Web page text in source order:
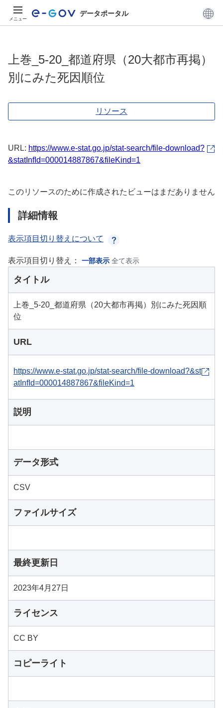
メニュー
データポータル
上巻_5-20_都道府県（20大都市再掲）
別にみた死因順位
リソース
URL: https://www.e-stat.go.jp/stat-search/file-download?
&statInfId=000014887867&fileKind=1
このリソースのために作成されたビューはまだありません
詳細情報
表示項目切り替えについて
表示項目切り替え： 一部表示 全て表示
タイトル
上巻_5-20_都道府県（20大都市再掲）別にみた死因順
位
URL
https://www.e-stat.go.jp/stat-search/file-download?&st
atInfId=000014887867&fileKind=1
説明
データ形式
CSV
ファイルサイズ
最終更新日
2023年4月27日
ライセンス
CC BY
コピーライト